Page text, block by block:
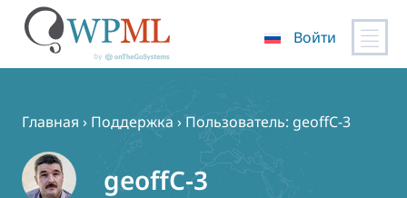
содержимому
Войти
Главная › Поддержка › Пользователь: geoffC-3
geoffC-3